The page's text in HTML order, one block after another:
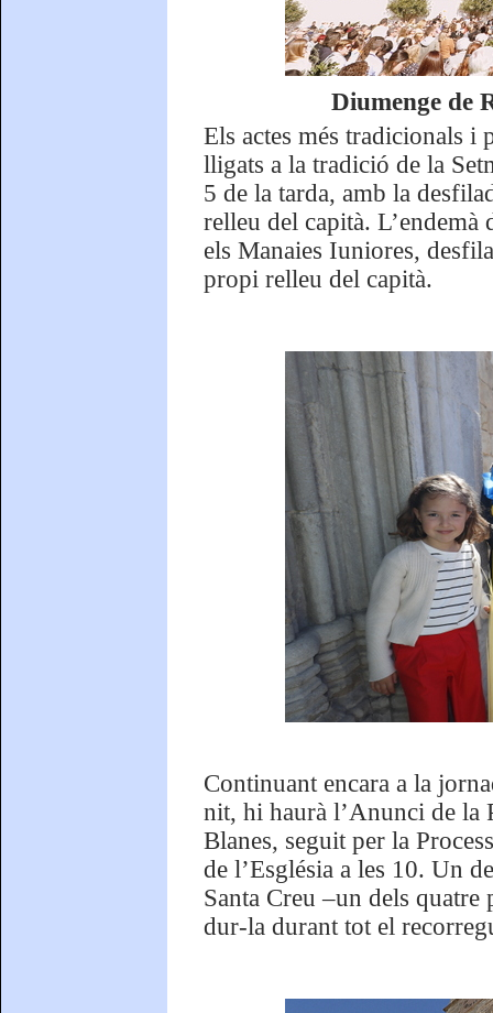
Diumenge de
Els actes més tradicionals i
lligats a la tradició de la
5 de la tarda, amb la
relleu del capità.
els Manaies Iuniores,
propi relleu del capità.
Continuant encara a la
nit, hi haurà l’Anunci de la
Blanes, seguit per la
de l’Església a les 10. Un
Santa Creu –un dels quatre
dur-la durant tot el